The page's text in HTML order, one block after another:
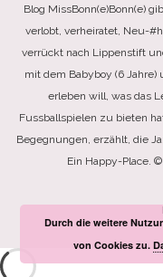
Blog MissBonn(e)Bonn(e)
verlobt, verheiratet, Neu-
verrückt nach Lippenstift
mit dem Babyboy (6 Jahre)
erleben will, was das
Fussballspielen zu bieten
Begegnungen, erzählt, die
Ein Happy-Place.
Durch die weitere
von Cookies zu.